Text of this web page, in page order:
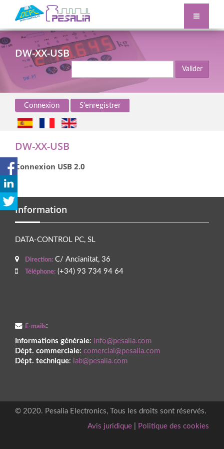
DW-XX-USB
Valider
Connexion S'enregistrer
DW-XX-USB
Connexion USB 2.0
Information
DATA-CONTROL PC, SL
Direction: C/ Ancianitat, 36
Téléphone: (+34) 93 734 94 64
E-mails:
Informations générale: info@pesalia.com
Dépt. commerciale: comercial@pesalia.com
Dépt. technique: lab@pesalia.com
© 2020. Pesalia Electronics, Tous les droits sont réservés.
Avis juridique
Politique des cookies